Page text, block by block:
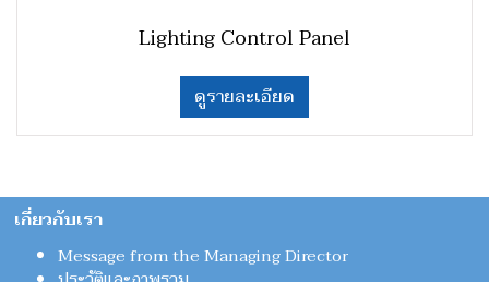
Lighting Control Panel
ดูรายละเอียด
เกี่ยวกับเรา
Message from the Managing Director